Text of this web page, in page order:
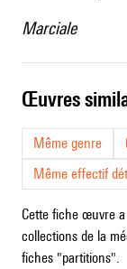
Marciale
œuvres
Même genre
Même effectif
Cette fiche œuvre
collections de la
fiches "partitions".